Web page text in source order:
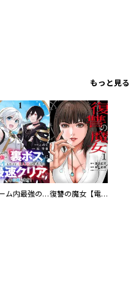
もっと見る
ゲーム内最強の『裏ボス』に転生したので、主人公の代わりに最速クリアを目指します！【電子単行本版】 復讐の魔女【電子単行本版】